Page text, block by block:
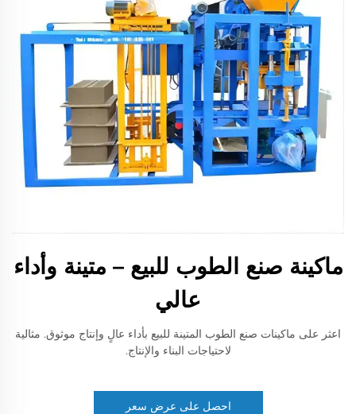
ماكينة صنع الطوب للبيع – متينة وأداء
عالي
اعثر على ماكينات صنع الطوب المتينة للبيع بأداء عالٍ وإنتاج موثوق. مثالية
لاحتياجات البناء والإنتاج.
احصل على عرض سعر